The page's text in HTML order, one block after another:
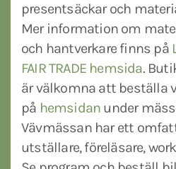
presentsäckar och
Mer information om
och hantverkare finns på
FAIR TRADE hemsida.
är välkomna att beställa
på hemsidan under
Vävmässan har ett
utställare, föreläsare,